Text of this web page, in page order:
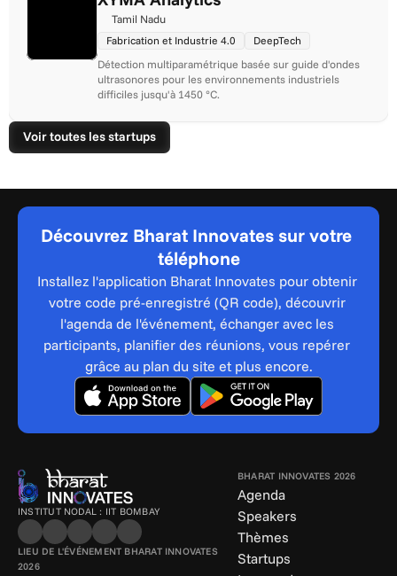
Tamil Nadu
Fabrication et Industrie 4.0
DeepTech
Détection multiparamétrique basée sur guide d'ondes
ultrasonores pour les environnements industriels
difficiles jusqu'à 1450 °C.
Voir toutes les startups
Découvrez Bharat Innovates sur votre
téléphone
Installez l'application Bharat Innovates pour obtenir
votre code pré-enregistré (QR code), découvrir
l'agenda de l'événement, échanger avec les
participants, planifier des réunions, vous repérer
grâce au plan du site et plus encore.
INSTITUT NODAL : IIT BOMBAY
LIEU DE L'ÉVÉNEMENT BHARAT INNOVATES
2026
BHARAT INNOVATES 2026
Agenda
Speakers
Thèmes
Startups